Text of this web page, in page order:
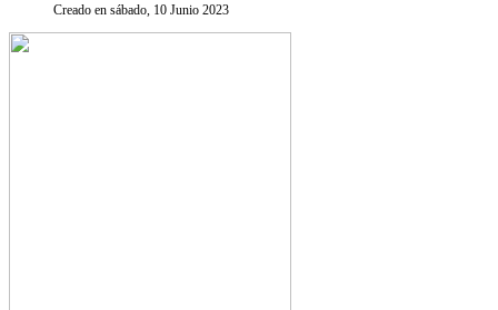
Creado en sábado, 10 Junio 2023